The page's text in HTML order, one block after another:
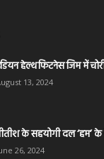
हेल्थ फिटनेस जिम में
13, 2024
के सहयोगी दल ‘हम’ के
26, 2024